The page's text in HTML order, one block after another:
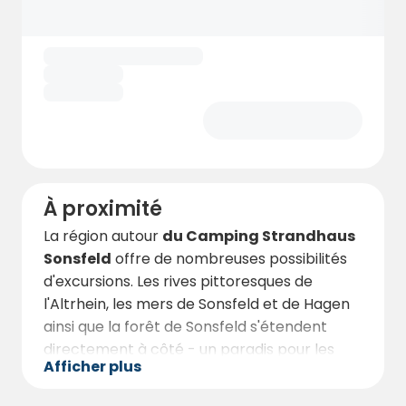
inoubliable. Les vastes espaces extérieurs
peuvent également être utilisés pour des
fêtes.
À proximité
La région autour du Camping Strandhaus
Sonsfeld offre de nombreuses possibilités
d'excursions. Les rives pittoresques de
l'Altrhein, les mers de Sonsfeld et de Hagen
ainsi que la forêt de Sonsfeld s'étendent
directement à côté - un paradis pour les
cyclistes, les randonneurs et les
Afficher plus